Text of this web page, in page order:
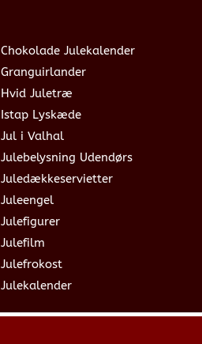
Chokolade Julekalender
Granguirlander
Hvid Juletræ
Istap Lyskæde
Jul i Valhal
Julebelysning Udendørs
Juledækkeservietter
Juleengel
Julefigurer
Julefilm
Julefrokost
Julekalender